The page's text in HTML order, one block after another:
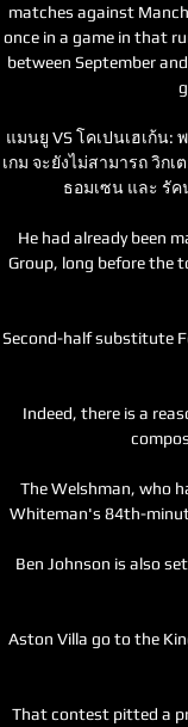
matches against
once in a game in that
between September
แมนยู VS โคเปนเฮเก้น:
เกม จะยังไม่สามารถ วิก
ธอมเซน และ รัค
He had already been
Group, long before the
Second-half substitute
Indeed, there is a
The Welshman, who
Whiteman's 84th-
Ben Johnson is also
Aston Villa go to the
That contest pitted a